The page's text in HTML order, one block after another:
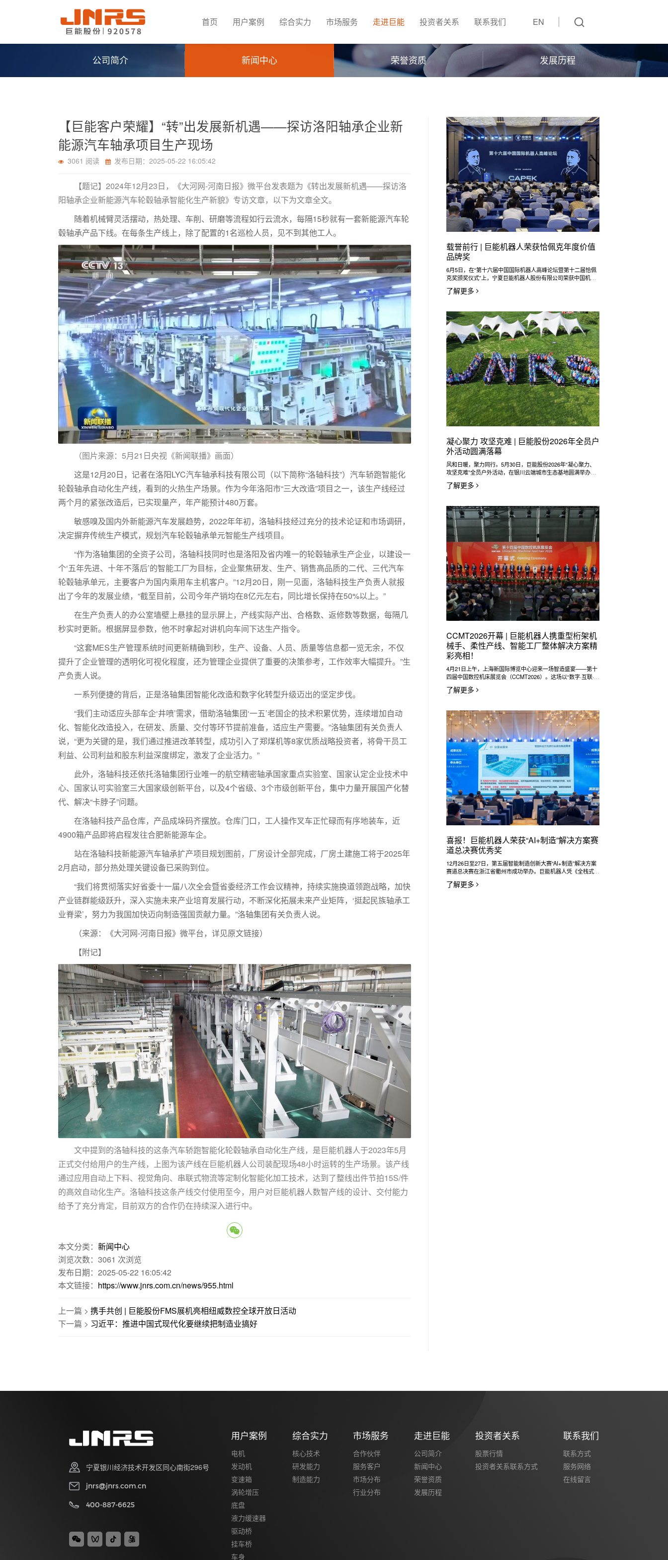
EN
首页 用户案例 综合实力 市场服务 走进巨能 投资者关系 联系我们
公司简介 新闻中心 荣誉资质 发展历程
【巨能客户荣耀】“转”出发展新机遇——探访洛阳轴承企业新
能源汽车轴承项目生产现场
3061 阅读 发布日期：2025-05-22 16:05:42
【题记】2024年12月23日，《大河网-河南日报》微平台发表题为《转出发展新机遇——探访洛
阳轴承企业新能源汽车轮毂轴承智能化生产新貌》专访文章，以下为文章全文。
随着机械臂灵活摆动，热处理、车削、研磨等流程如行云流水，每隔15秒就有一套新能源汽车轮
毂轴承产品下线。在每条生产线上，除了配置的1名巡检人员，见不到其他工人。
（图片来源：5月21日央视《新闻联播》画面）
这是12月20日，记者在洛阳LYC汽车轴承科技有限公司（以下简称“洛轴科技”）汽车轿跑智能化
轮毂轴承自动化生产线，看到的火热生产场景。作为今年洛阳市“三大改造”项目之一，该生产线经过
两个月的紧张改造后，已实现量产，年产能预计480万套。
敏感嗅及国内外新能源汽车发展趋势，2022年年初，洛轴科技经过充分的技术论证和市场调研，
决定摒弃传统生产模式，规划汽车轮毂轴承单元智能生产线项目。
“作为洛轴集团的全资子公司，洛轴科技同时也是洛阳及省内唯一的轮毂轴承生产企业，以建设一
个‘五年先进、十年不落后’的智能工厂为目标，企业聚焦研发、生产、销售高品质的二代、三代汽车
轮毂轴承单元，主要客户为国内乘用车主机客户。”12月20日，刚一见面，洛轴科技生产负责人就报
出了今年的发展业绩，“截至目前，公司今年产销均在8亿元左右，同比增长保持在50%以上。”
在生产负责人的办公室墙壁上悬挂的显示屏上，产线实际产出、合格数、返修数等数据，每隔几
秒实时更新。根据屏显参数，他不时拿起对讲机向车间下达生产指令。
“这套MES生产管理系统时间更新精确到秒，生产、设备、人员、质量等信息都一览无余，不仅
提升了企业管理的透明化可视化程度，还为管理企业提供了重要的决策参考，工作效率大幅提升。”生
产负责人说。
一系列便捷的背后，正是洛轴集团智能化改造和数字化转型升级迈出的坚定步伐。
“我们主动适应头部车企‘井喷’需求，借助洛轴集团‘一五’老国企的技术积累优势，连续增加自动
化、智能化改造投入，在研发、质量、交付等环节提前准备，适应生产需要。”洛轴集团有关负责人
说，“更为关键的是，我们通过推进改革转型，成功引入了郑煤机等8家优质战略投资者，将骨干员工
利益、公司利益和股东利益深度绑定，激发了企业活力。”
此外，洛轴科技还依托洛轴集团行业唯一的航空精密轴承国家重点实验室、国家认定企业技术中
心、国家认可实验室三大国家级创新平台，以及4个省级、3个市级创新平台，集中力量开展国产化替
代、解决“卡脖子”问题。
在洛轴科技产品仓库，产品成垛码齐摆放。仓库门口，工人操作叉车正忙碌而有序地装车，近
4900箱产品即将启程发往合肥新能源车企。
站在洛轴科技新能源汽车轴承扩产项目规划图前，厂房设计全部完成，厂房土建施工将于2025年
2月启动，部分热处理关键设备已采购到位。
“我们将贯彻落实好省委十一届八次全会暨省委经济工作会议精神，持续实施换道领跑战略，加快
产业链群能级跃升，深入实施未来产业培育发展行动，不断深化拓展未来产业矩阵，‘挺起民族轴承工
业脊梁’，努力为我国加快迈向制造强国贡献力量。”洛轴集团有关负责人说。
（来源：《大河网-河南日报》微平台，详见原文链接）
【附记】
文中提到的洛轴科技的这条汽车轿跑智能化轮毂轴承自动化生产线，是巨能机器人于2023年5月
正式交付给用户的生产线，上图为该产线在巨能机器人公司装配现场48小时运转的生产场景。该产线
通过应用自动上下料、视觉角向、串联式物流等定制化智能化加工技术，达到了整线出件节拍15S/件
的高效自动化生产。洛轴科技这条产线交付使用至今，用户对巨能机器人数智产线的设计、交付能力
给予了充分肯定，目前双方的合作仍在持续深入进行中。
本文分类： 新闻中心
浏览次数： 3061 次浏览
发布日期：2025-05-22 16:05:42
本文链接： https://www.jnrs.com.cn/news/955.html
上一篇 > 携手共创 | 巨能股份FMS展机亮相纽威数控全球开放日活动
下一篇 > 习近平：推进中国式现代化要继续把制造业搞好
载誉前行 | 巨能机器人荣获恰佩克年度价值
品牌奖
6月5日，在“第十六届中国国际机器人高峰论坛暨第十二届恰佩
克奖颁奖仪式”上，宁夏巨能机器人股份有限公司荣获中国机器
对巨能机器人品牌实力的权威认可，更标志着巨能机器人深度融
了解更多
凝心聚力 攻坚克难 | 巨能股份2026年全员户
外活动圆满落幕
风和日暖，聚力同行。5月30日，巨能股份2026年“凝心聚力、
攻坚克难”全员户外活动，在银川云端城市生态基地圆满举办。
初心，以同心奔赴征程，在协作中淬炼团队力量，在欢聚中彰显
了解更多
CCMT2026开幕 | 巨能机器人携重型桁架机
械手、柔性产线、智能工厂整体解决方案精
彩亮相！
4月21日上午，上海新国际博览中心迎来一场智造盛宴——第十
四届中国数控机床展览会（CCMT2026）。这场以“数字·互联·智
20.2万平方米的亚洲最大规模，为机床工具产业链上下游人士搭
了解更多
喜报！巨能机器人荣获“AI+制造”解决方案赛
道总决赛优秀奖
12月26日至27日，第五届智能制造创新大赛“AI+制造”解决方案
赛道总决赛在浙江省衢州市成功举办。巨能机器人凭《全栈式智
了解更多
宁夏银川经济技术开发区同心南街296号
jnrs@jnrs.com.cn
400-887-6625
用户案例
电机
发动机
变速箱
涡轮增压
底盘
液力缓速器
驱动桥
挂车桥
车身
综合实力
核心技术
研发能力
制造能力
市场服务
合作伙伴
服务客户
市场分布
行业分布
走进巨能
公司简介
新闻中心
荣誉资质
发展历程
投资者关系
股票行情
投资者关系联系方式
联系我们
联系方式
服务网络
在线留言